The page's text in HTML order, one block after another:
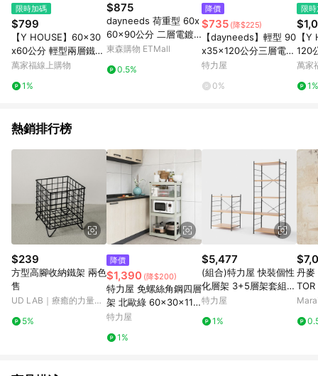
限時加碼
$799
【Y HOUSE】60x30
x60公分 輕型兩層鐵架
鐵力士架 層架-電鍍
萬家福線上購物
1%
$875
dayneeds 荷重型 60x
60x90公分 二層電鍍
(鎖管)收納鐵架
東森購物 ETMall
0.5%
降價
$735 (降$225)
【dayneeds】輕型 90
x35x120公分三層電鍍
(鎖管)波浪架
特力屋
0%
限
【
120
鐵力
萬家
1%
熱銷排行榜
$239
方型高腳收納鐵架 兩色
售
UD LAB｜療癒的力量，
5%
降價
$1,390 (降$200)
特力屋 免螺絲角鋼四層
架 北歐綠 60x30x114
公分
特力屋
1%
$5,477
(組合)特力屋 快裝個性
化層架 3+5層架套組
含延伸層板1片 191x4
架 置物架
特力屋
1%
丹麥
木 銅